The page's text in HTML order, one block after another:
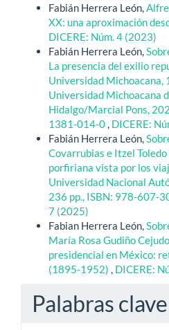
Fabián Herrera León,
XX: una aproximación
DICERE: Núm. 4 (2023)
Fabián Herrera León,
La presencia del exilio
Universidad
Universidad Michoacana
Hidalgo/Marcial Pons,
1381-014-0, DICERE:
Fabián Herrera León,
Covarrubias e Itzel
porfiriana vista por los
Universidad Nacional
236 pp., ISBN: 978-607-
7 (2025)
Fabian Herrera León,
María Rosa Gudiño
presidencial en México:
(1895-1952) , DICERE:
Palabras clave